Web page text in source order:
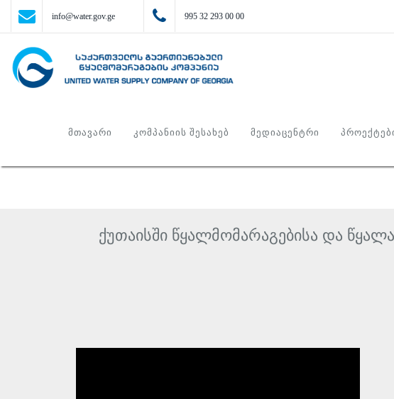
info@water.gov.ge 995 32 293 00 00
ᲛᲗᲐᲕᲐᲠᲘ ᲙᲝᲛᲞᲐᲜᲘᲘᲡ ᲨᲔᲡᲐᲮᲔᲑ ᲛᲔᲓᲘᲐᲪᲔᲜᲢᲠᲘ
ქუთაისში წყალმომარაგებისა და